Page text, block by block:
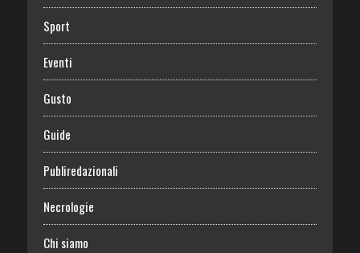
Sport
Eventi
Gusto
Guide
Publiredazionali
Necrologie
Chi siamo